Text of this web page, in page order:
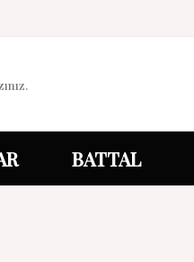
BATTAL